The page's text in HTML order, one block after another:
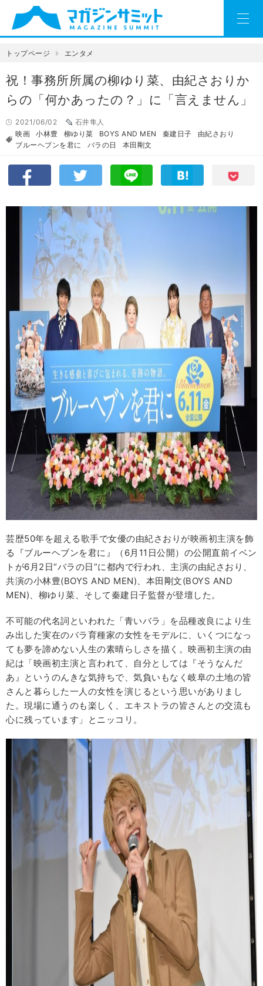
トップページ エンタメ
祝！事務所所属の柳ゆり菜、由紀さおりか
らの「何かあったの？」に「言えません」
2021/06/02
石井隼人
映画
小林豊 柳ゆり菜 BOYS AND MEN 秦建日子
由紀さおり
ブルーヘブンを君に
バラの日 本田剛文
芸歴50年を超える歌手で女優の由紀さおりが映画初主演を飾
る『ブルーヘブンを君に』（6月11日公開）の公開直前イベン
トが6月2日“バラの日”に都内で行われ、主演の由紀さおり、
共演の小林豊(BOYS AND MEN)、本田剛文(BOYS AND
MEN)、柳ゆり菜、そして秦建日子監督が登壇した。
不可能の代名詞といわれた「青いバラ」を品種改良により生
み出した実在のバラ育種家の女性をモデルに、いくつになっ
ても夢を諦めない人生の素晴らしさを描く。映画初主演の由
紀は「映画初主演と言われて、自分としては『そうなんだ
あ』というのんきな気持ちで、気負いもなく岐阜の土地の皆
さんと暮らした一人の女性を演じるという思いがありまし
た。現場に通うのも楽しく、エキストラの皆さんとの交流も
心に残っています」とニッコリ。